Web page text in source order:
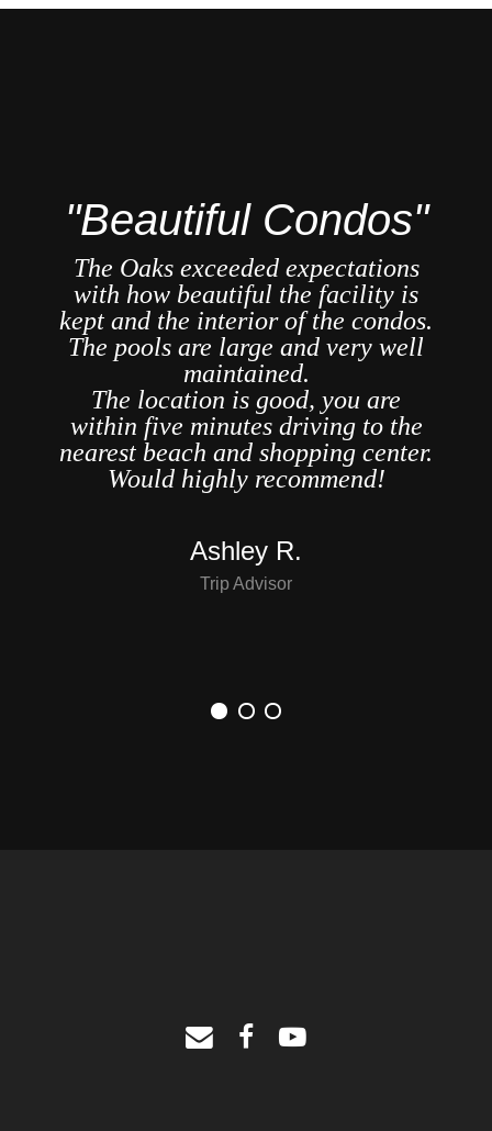
"Beautiful Condos"
The Oaks exceeded expectations
with how beautiful the facility is
kept and the interior of the condos.
The pools are large and very well
maintained.
The location is good, you are
within five minutes driving to the
nearest beach and shopping center.
Would highly recommend!
Ashley R.
Trip Advisor